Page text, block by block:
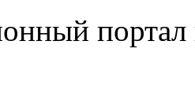
портал